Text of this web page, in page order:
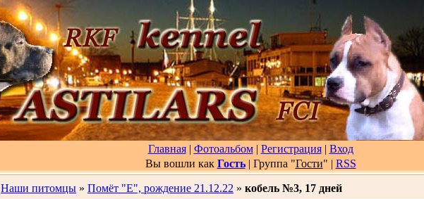
Главная| Фотоальбом| Регистрация| Вход
Вы вошли как Гость| Группа "Гости" | RSS
Наши питомцы » Помёт "Е", рождение 21.12.22 » кобель №3, 17 дней